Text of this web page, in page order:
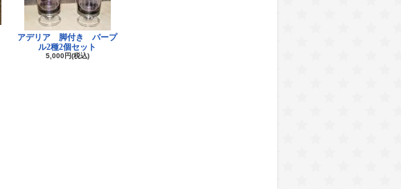
江戸縮緬 はぎれ ぼかしに小花(は)
アデリア 脚付き パープ
ル2種2個セット
5,000円(税込)